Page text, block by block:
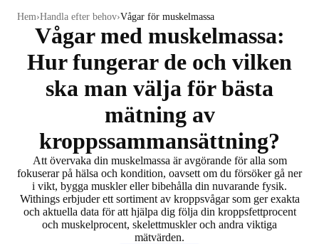
Hem Handla efter behov Vågar för muskelmassa
Vågar med muskelmassa:
Hur fungerar de och vilken
ska man välja för bästa
mätning av
kroppssammansättning?
Att övervaka din muskelmassa äravgörande för alla som
fokuserar på hälsa och kondition, oavsett om du försöker gå ner
i vikt, bygga muskler eller bibehålla din nuvarande fysik.
Withings erbjuder ett sortiment av kroppsvågar som ger exakta
och aktuella data för att hjälpa dig följa din kroppsfettprocent
och muskelprocent, skelettmuskler och andra viktiga
mätvärden.